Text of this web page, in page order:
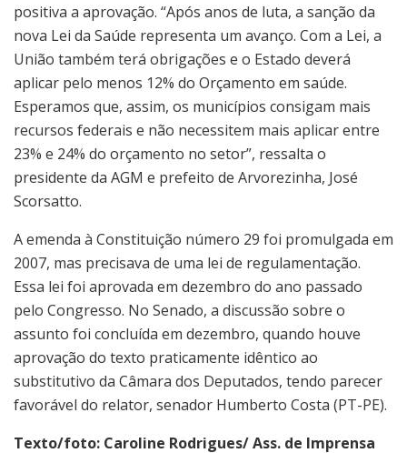
positiva a aprovação. “Após anos de luta, a sanção da
nova Lei da Saúde representa um avanço. Com a Lei, a
União também terá obrigações e o Estado deverá
aplicar pelo menos 12% do Orçamento em saúde.
Esperamos que, assim, os municípios consigam mais
recursos federais e não necessitem mais aplicar entre
23% e 24% do orçamento no setor”, ressalta o
presidente da AGM e prefeito de Arvorezinha, José
Scorsatto.
A emenda à Constituição número 29 foi promulgada em
2007, mas precisava de uma lei de regulamentação.
Essa lei foi aprovada em dezembro do ano passado
pelo Congresso. No Senado, a discussão sobre o
assunto foi concluída em dezembro, quando houve
aprovação do texto praticamente idêntico ao
substitutivo da Câmara dos Deputados, tendo parecer
favorável do relator, senador Humberto Costa (PT-PE).
Texto/foto: Caroline Rodrigues/ Ass. de Imprensa